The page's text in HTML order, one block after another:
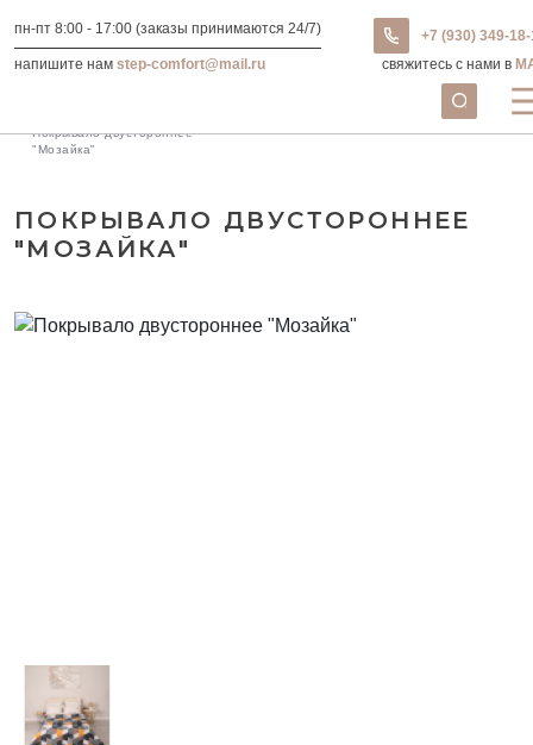
пн-пт 8:00 - 17:00 (заказы принимаются 24/7)
+7 (930) 349-
напишите нам step-comfort@mail.ru свяжитесь с нами в
Покрывало двустороннее
"Мозайка"
ПОКРЫВАЛО ДВУСТОРОННЕЕ
"МОЗАЙКА"